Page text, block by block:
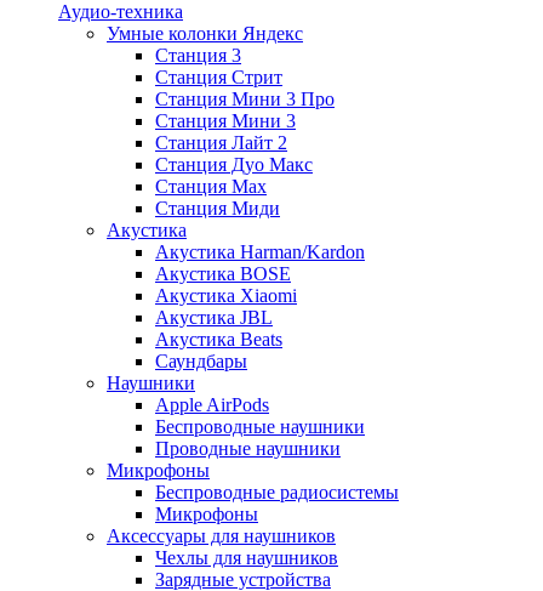
Аудио-техника
Умные колонки Яндекс
Станция 3
Станция Стрит
Станция Мини 3 Про
Станция Мини 3
Станция Лайт 2
Станция Дуо Макс
Станция Max
Станция Миди
Акустика
Акустика Harman/Kardon
Акустика BOSE
Акустика Xiaomi
Акустика JBL
Акустика Beats
Саундбары
Наушники
Apple AirPods
Беспроводные наушники
Проводные наушники
Микрофоны
Беспроводные радиосистемы
Микрофоны
Аксессуары для наушников
Чехлы для наушников
Зарядные устройства